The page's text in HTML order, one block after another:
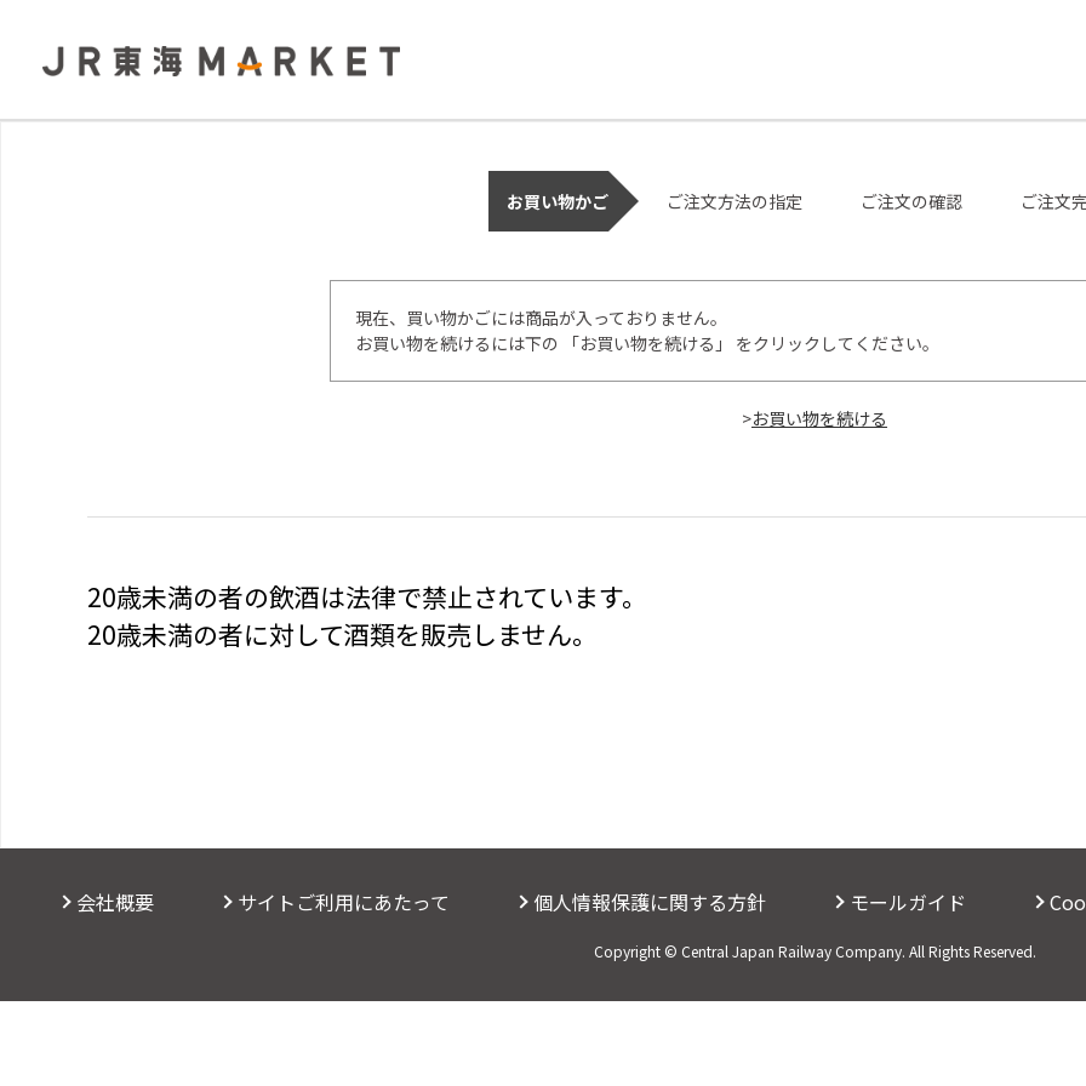
お買い物かご ご注文方法の指定 ご注文の確認 ご注文
現在、買い物かごには商品が入っておりません。
お買い物を続けるには下の 「お買い物を続ける」 をクリックしてください。
>
20歳未満の者の飲酒は法律で禁止されています。
20歳未満の者に対して酒類を販売しません。
会社概要 サイトご利用にあたって 個人情報保護に関する方針 モールガイド
Copyright © Central Japan Railway Company. All Rights Reserved.